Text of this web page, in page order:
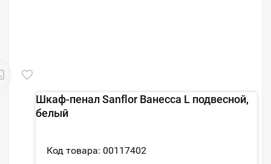
Шкаф-пенал Sanflor Ванесса L подвесной,
белый
Код товара: 00117402